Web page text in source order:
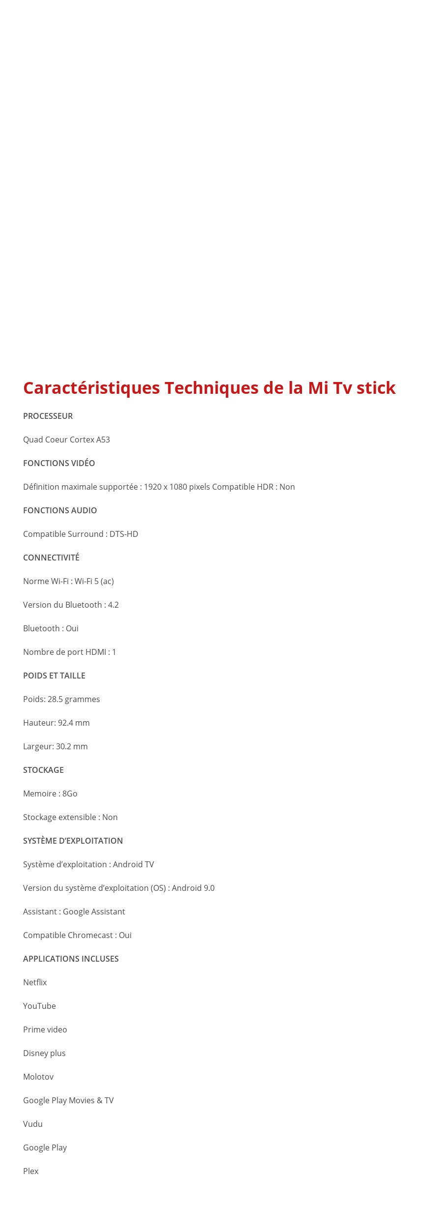
Caractéristiques Techniques de la Mi Tv stick
PROCESSEUR
Quad Coeur Cortex A53
FONCTIONS VIDÉO
Définition maximale supportée : 1920 x 1080 pixels Compatible HDR : Non
FONCTIONS AUDIO
Compatible Surround : DTS-HD
CONNECTIVITÉ
Norme Wi-Fi : Wi-Fi 5 (ac)
Version du Bluetooth : 4.2
Bluetooth : Oui
Nombre de port HDMI : 1
POIDS ET TAILLE
Poids: 28.5 grammes
Hauteur: 92.4 mm
Largeur: 30.2 mm
STOCKAGE
Memoire : 8Go
Stockage extensible : Non
SYSTÈME D’EXPLOITATION
Système d’exploitation : Android TV
Version du système d’exploitation (OS) : Android 9.0
Assistant : Google Assistant
Compatible Chromecast : Oui
APPLICATIONS INCLUSES
Netflix
YouTube
Prime video
Disney plus
Molotov
Google Play Movies & TV
Vudu
Google Play
Plex